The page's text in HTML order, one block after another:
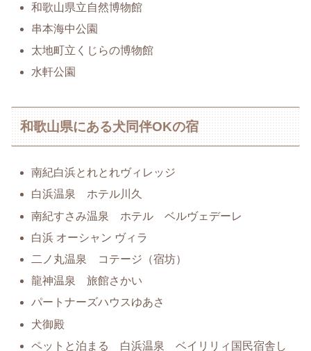
和歌山県立自然博物館
串本海中公園
太地町立くじらの博物館
水軒公園
和歌山県にある犬同伴OKの宿
南紀白浜とれとれヴィレッジ
白浜温泉 ホテル川久
南紀すさみ温泉 ホテル ベルヴェデーレ
白浜 オーシャン ヴィラ
二ノ丸温泉 コテージ（宿坊）
龍神温泉 旅館さかい
パートナーズハウスゆあさ
犬御殿
ペットと泊まる 白浜温泉 ベイリリィ国民宿舎し